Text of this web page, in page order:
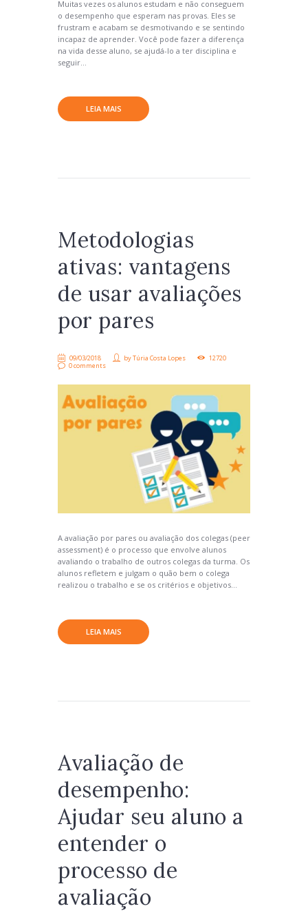
Muitas vezes os alunos estudam e não conseguem
o desempenho que esperam nas provas. Eles se
frustram e acabam se desmotivando e se sentindo
incapaz de aprender. Você pode fazer a diferença
na vida desse aluno, se ajudá-lo a ter disciplina e
seguir...
LEIA MAIS
Metodologias
ativas: vantagens
de usar avaliações
por pares
09/03/2018 byTúria Costa Lopes
12720
0 comments
A avaliação por pares ou avaliação dos colegas (peer
assessment) é o processo que envolve alunos
avaliando o trabalho de outros colegas da turma. Os
alunos refletem e julgam o quão bem o colega
realizou o trabalho e se os critérios e objetivos...
LEIA MAIS
Avaliação de
desempenho:
Ajudar seu aluno a
entender o
processo de
avaliação